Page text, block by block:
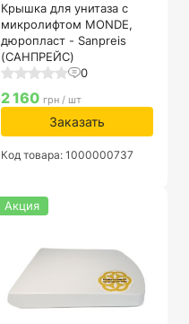
Крышка для унитаза с
микролифтом MONDE,
дюропласт - Sanpreis
(САНПРЕЙС)
0
2 160 грн / шт
Заказать
Код товара: 1000000737
Акция